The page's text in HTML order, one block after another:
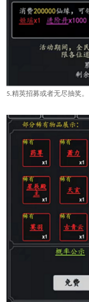
5.精英招募或者无尽抽奖。